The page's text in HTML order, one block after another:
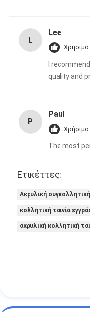
L
Lee
Χρήσιμο
I
quality and
P
Paul
Χρήσιμο
The most
Ετικέττες:
Ακρυλική
κολλητική ταινία
ακρυλική κολλητική